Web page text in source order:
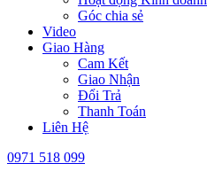
Góc chia sẻ
Video
Giao Hàng
Cam Kết
Giao Nhận
Đổi Trả
Thanh Toán
Liên Hệ
0971 518 099